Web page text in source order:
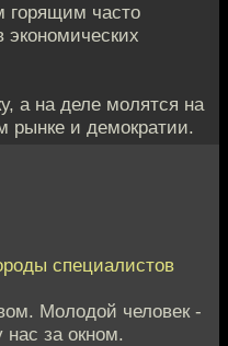
горящим часто
экономических
а на деле молятся на
и демократии.
специалистов
Молодой человек -
нас за окном.